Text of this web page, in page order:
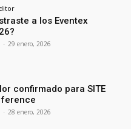
a los Eventex
- 29 enero, 2026
confirmado para SITE
- 28 enero, 2026